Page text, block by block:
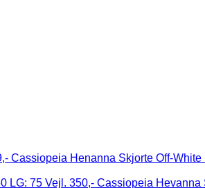
Cassiopeia Henanna Skjorte Off-
Cassiopeia Hevanna